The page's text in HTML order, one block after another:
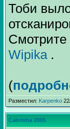
Тоби
Смотрите
Wipika.
(
Разместил: Karpenko
Cabrinha 2005